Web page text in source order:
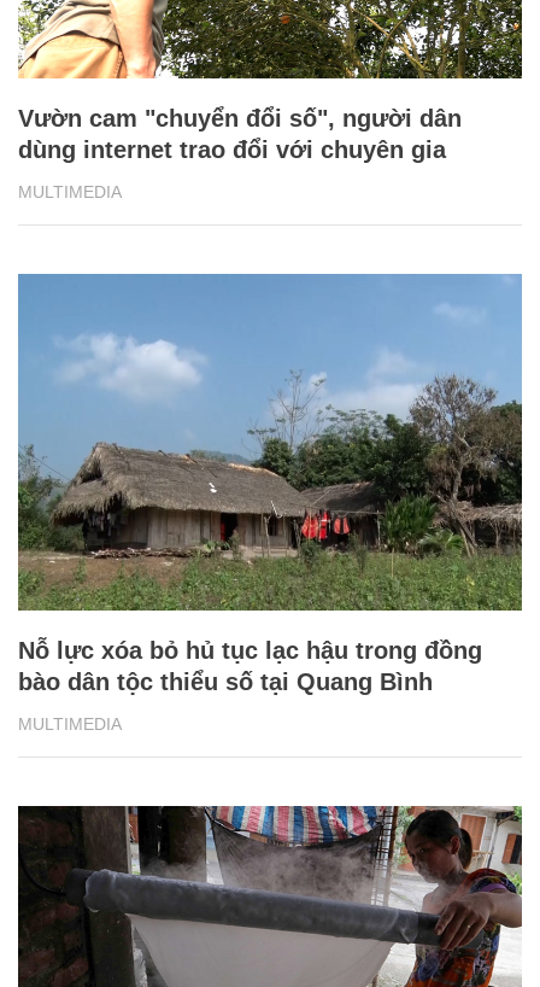
MULTIMEDIA
Nỗ lực xóa bỏ hủ tục lạc hậu trong đồng
bào dân tộc thiểu số tại Quang Bình
Nghề truyền thống của người Tày ở Bắc